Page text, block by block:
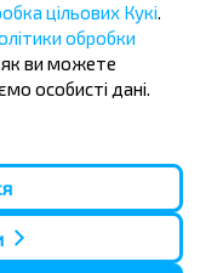
цільових Кукі
обробки
як ви можете
особисті дані.